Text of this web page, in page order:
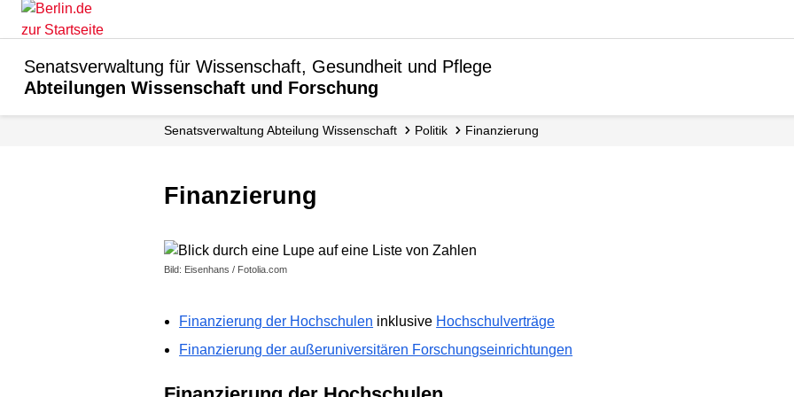
Senatsverwaltung für Wissenschaft, Gesundheit und Pflege
Abteilungen Wissenschaft und Forschung
Senats­verwaltung Abteilung Wissenschaft Politik Finanzierung
Finanzierung
Bild: Eisenhans / Fotolia.com
Finanzierung der Hochschulen inklusive Hochschulverträge
Finanzierung der außeruniversitären Forschungseinrichtungen